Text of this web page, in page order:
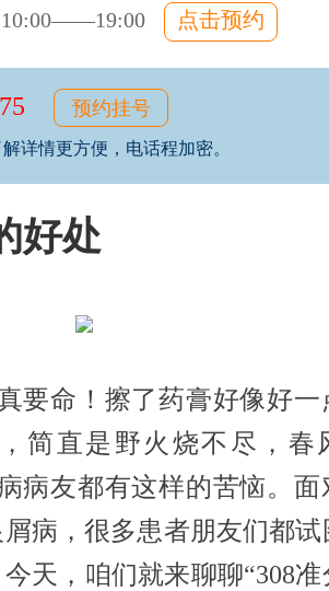
10:00——19:00 点击预约
预约挂号
详情更方便，电话程加密。
好处
要命！擦了药膏好像好一
简直是野火烧不尽，春
病友都有这样的苦恼。面
病，很多患者朋友们都试
天，咱们就来聊聊“308准